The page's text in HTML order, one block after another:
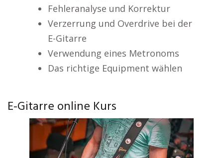
Fehleranalyse und Korrektur
Verzerrung und Overdrive bei der
E-Gitarre
Verwendung eines Metronoms
Das richtige Equipment wählen
E-Gitarre online Kurs